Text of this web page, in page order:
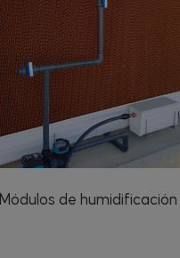
Módulos de humidificación